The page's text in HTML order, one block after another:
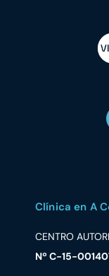
Clínica en A
CENTRO
Nº C-15-